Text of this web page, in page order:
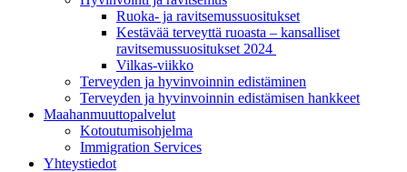
Ruoka- ja ravitsemussuositukset
Kestävää terveyttä ruoasta – kansalliset
ravitsemussuositukset 2024
Vilkas-viikko
Terveyden ja hyvinvoinnin edistäminen
Terveyden ja hyvinvoinnin edistämisen hankkeet
Maahanmuuttopalvelut
Kotoutumisohjelma
Immigration Services
Yhteystiedot